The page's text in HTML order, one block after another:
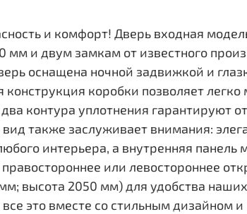
и комфорт! Дверь входная
мм и двум замкам от известного
оснащена ночной задвижкой и
коробки позволяет
контура уплотнения гарантируют
также заслуживает внимания:
интерьера, а внутренняя панель
или левостороннее
высота 2050 мм) для удобства наших
это вместе со стильным дизайном